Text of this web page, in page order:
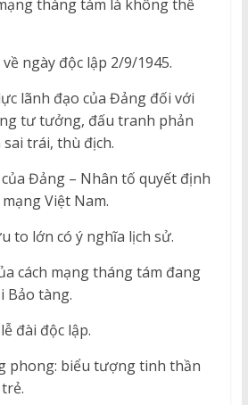
tháng tám là không thể
ngày độc lập 2/9/1945.
lãnh đạo của Đảng đối với
tư tưởng, đấu tranh phản
sai trái, thù địch.
Đảng – Nhân tố quyết định
Việt Nam.
to lớn có ý nghĩa lịch sử.
cách mạng tháng tám đang
Bảo tàng.
đài độc lập.
phong: biểu tượng tinh thần